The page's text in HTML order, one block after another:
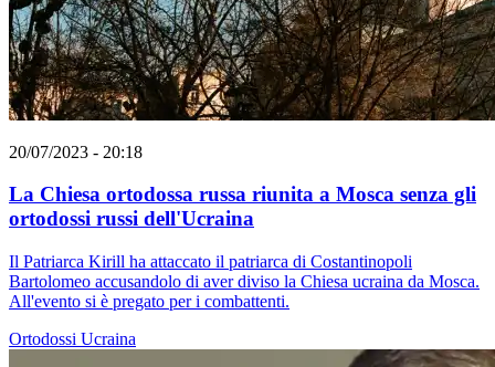
20/07/2023 - 20:18
La Chiesa ortodossa russa riunita a Mosca senza gli
ortodossi russi dell'Ucraina
Il Patriarca Kirill ha attaccato il patriarca di Costantinopoli
Bartolomeo accusandolo di aver diviso la Chiesa ucraina da Mosca.
All'evento si è pregato per i combattenti.
Ortodossi Ucraina